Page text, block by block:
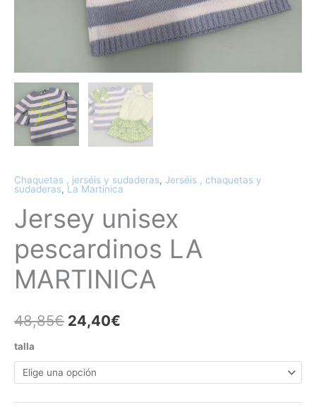
Chaquetas , jerséis y sudaderas, Jerséis , chaquetas y
sudaderas, La Martinica
Jersey unisex
pescardinos LA
MARTINICA
48,85€ 24,40€
talla